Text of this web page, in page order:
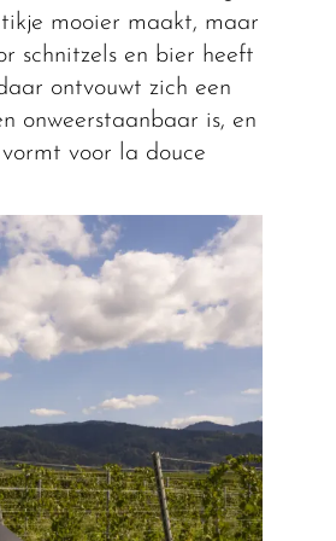
tikje mooier maakt, maar
schnitzels en bier heeft
ontvouwt zich een
onweerstaanbaar is, en
voor la douce